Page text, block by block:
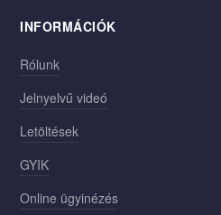
INFORMÁCIÓK
Rólunk
Jelnyelvű videó
Letöltések
GYIK
Online ügyinézés